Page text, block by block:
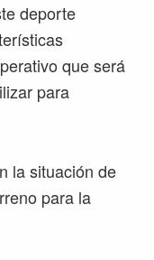
deporte
que será
para
la situación de
para la